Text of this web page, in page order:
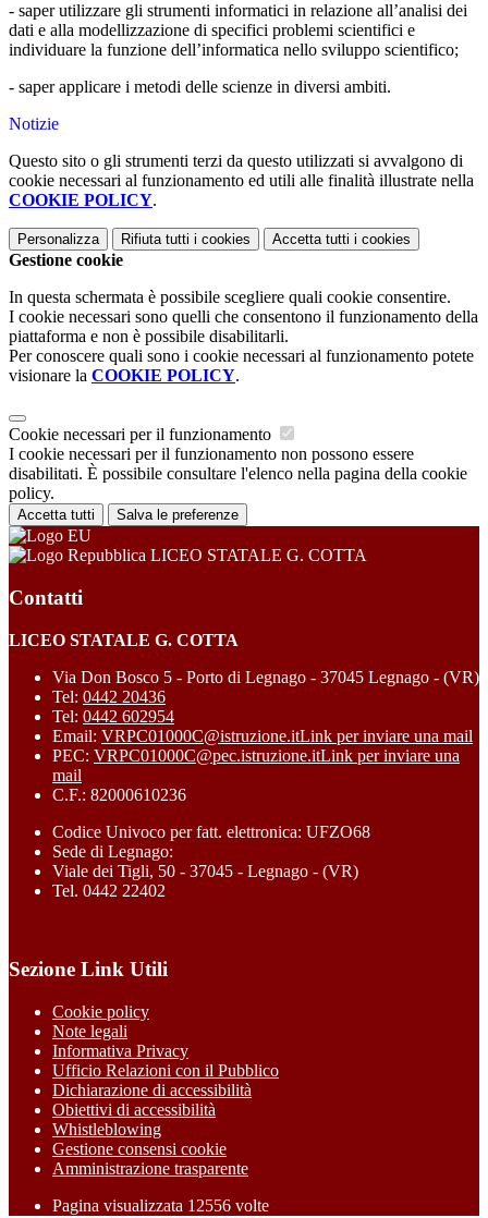
- saper utilizzare gli strumenti informatici in relazione all’analisi dei
dati e alla modellizzazione di specifici problemi scientifici e
individuare la funzione dell’informatica nello sviluppo scientifico;
- saper applicare i metodi delle scienze in diversi ambiti.
Notizie
Questo sito o gli strumenti terzi da questo utilizzati si avvalgono di
cookie necessari al funzionamento ed utili alle finalità illustrate nella
COOKIE POLICY.
Personalizza Rifiuta tutti i cookies Accetta tutti i cookies
Gestione cookie
In questa schermata è possibile scegliere quali cookie consentire.
I cookie necessari sono quelli che consentono il funzionamento della
piattaforma e non è possibile disabilitarli.
Per conoscere quali sono i cookie necessari al funzionamento potete
visionare la COOKIE POLICY.
Cookie necessari per il funzionamento
I cookie necessari per il funzionamento non possono essere
disabilitati. È possibile consultare l'elenco nella pagina della cookie
policy.
Accetta tutti Salva le preferenze
LICEO STATALE G. COTTA
Contatti
LICEO STATALE G. COTTA
Via Don Bosco 5 - Porto di Legnago - 37045 Legnago - (VR)
Tel: 0442 20436
Tel: 0442 602954
Email: VRPC01000C@istruzione.itLink per inviare una mail
PEC: VRPC01000C@pec.istruzione.itLink per inviare una
mail
C.F.: 82000610236
Codice Univoco per fatt. elettronica: UFZO68
Sede di Legnago:
Viale dei Tigli, 50 - 37045 - Legnago - (VR)
Tel. 0442 22402
Sezione Link Utili
Cookie policy
Note legali
Informativa Privacy
Ufficio Relazioni con il Pubblico
Dichiarazione di accessibilità
Obiettivi di accessibilità
Whistleblowing
Gestione consensi cookie
Amministrazione trasparente
Pagina visualizzata 12556 volte